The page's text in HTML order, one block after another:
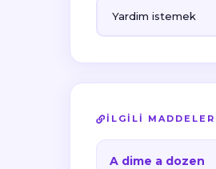
Yardim istemek
İLGILI MADDELER
A dime a dozen